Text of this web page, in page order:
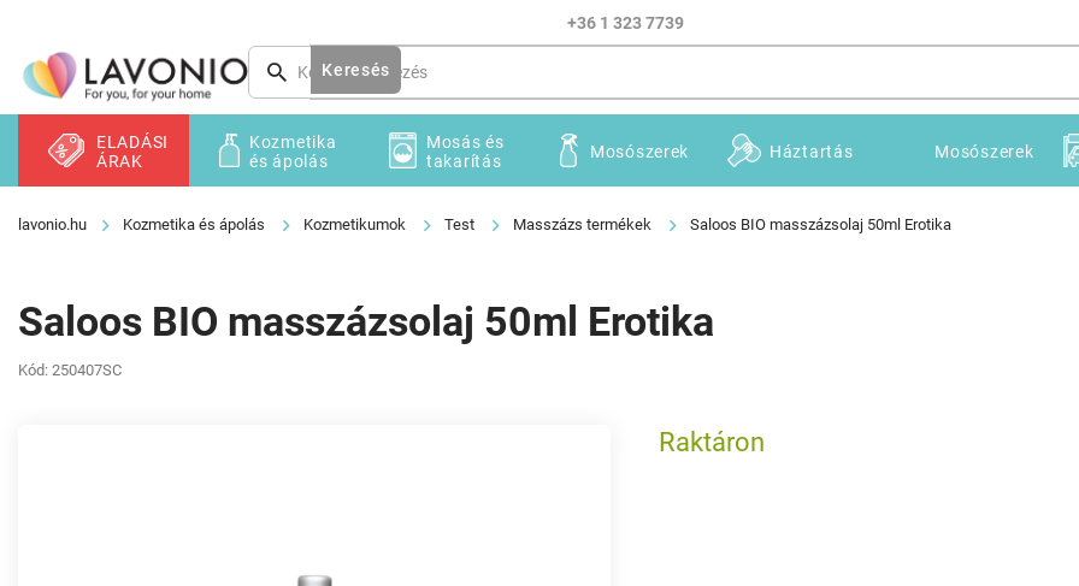
tartalomhoz
+36 1 323 7739
Keresés
ELADÁSI
ÁRAK
Kozmetika
és ápolás
Mosás és
takarítás
Mosószerek Háztartás Mosószerek
Kozmetika és ápolás Kozmetikumok Test Masszázs termékek Saloos BIO masszázsolaj 50ml Erotika
Saloos BIO masszázsolaj 50ml Erotika
Kód: 250407SC
Raktáron